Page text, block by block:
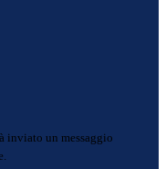
inviato un messaggio